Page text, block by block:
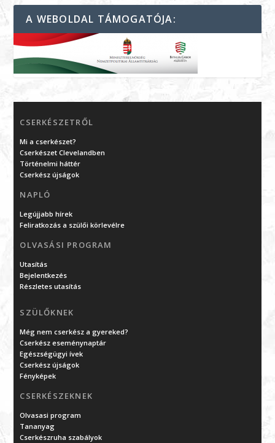
A WEBOLDAL TÁMOGATÓJA:
CSERKÉSZETRŐL
Mi a cserkészet?
Cserkészet Clevelandben
Történelmi háttér
Cserkész újságok
NAPLÓ
Legújjabb hírek
Feliratkozás a szülői körlevélre
OLVASÁSI PROGRAM
Utasítás
Bejelentkezés
Részletes utasítás
SZÜLŐKNEK
Még nem cserkész a gyereked?
Cserkész eseménynaptár
Egészségügyi ívek
Cserkész újságok
Fényképek
CSERKÉSZEKNEK
Olvasasi program
Tananyag
Cserkészruha szabályok